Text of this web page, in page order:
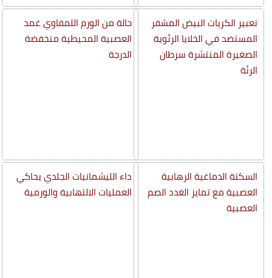
تعبير الكريات البيض المشفر
المستضد في الخلايا الرئوية
الصغيرة المنتشرة سرطان
الرئة
السكتة الدماغية الرهابية
العصبية مع تمايز الغدد الصم
العصبية
حالة من الورم اللمفاوي غمد
العصبية المحيطية منخفضة
الدرجة
داء الليشمانيات الجلدي يحاكي
العمليات الالتهابية والورمية